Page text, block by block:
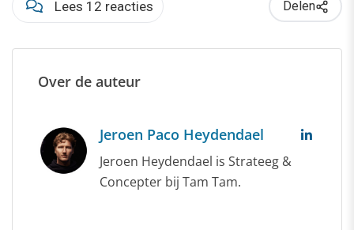
Lees 12 reacties Delen
Over de auteur
Jeroen Paco Heydendael
Jeroen Heydendael is Strateeg &
Concepter bij Tam Tam.